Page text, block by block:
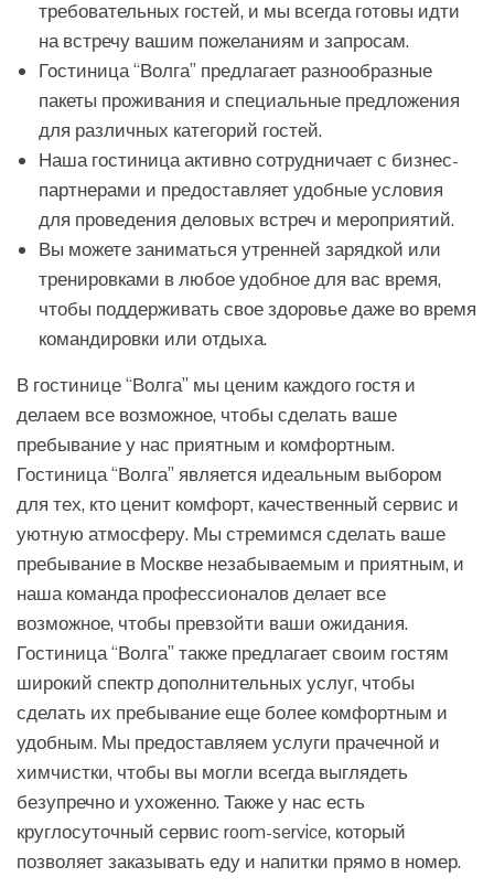
требовательных гостей, и мы всегда готовы идти
на встречу вашим пожеланиям и запросам.
Гостиница “Волга” предлагает разнообразные
пакеты проживания и специальные предложения
для различных категорий гостей.
Наша гостиница активно сотрудничает с бизнес-
партнерами и предоставляет удобные условия
для проведения деловых встреч и мероприятий.
Вы можете заниматься утренней зарядкой или
тренировками в любое удобное для вас время,
чтобы поддерживать свое здоровье даже во время
командировки или отдыха.
В гостинице “Волга” мы ценим каждого гостя и
делаем все возможное, чтобы сделать ваше
пребывание у нас приятным и комфортным.
Гостиница “Волга” является идеальным выбором
для тех, кто ценит комфорт, качественный сервис и
уютную атмосферу. Мы стремимся сделать ваше
пребывание в Москве незабываемым и приятным, и
наша команда профессионалов делает все
возможное, чтобы превзойти ваши ожидания.
Гостиница “Волга” также предлагает своим гостям
широкий спектр дополнительных услуг, чтобы
сделать их пребывание еще более комфортным и
удобным. Мы предоставляем услуги прачечной и
химчистки, чтобы вы могли всегда выглядеть
безупречно и ухоженно. Также у нас есть
круглосуточный сервис room-service, который
позволяет заказывать еду и напитки прямо в номер.